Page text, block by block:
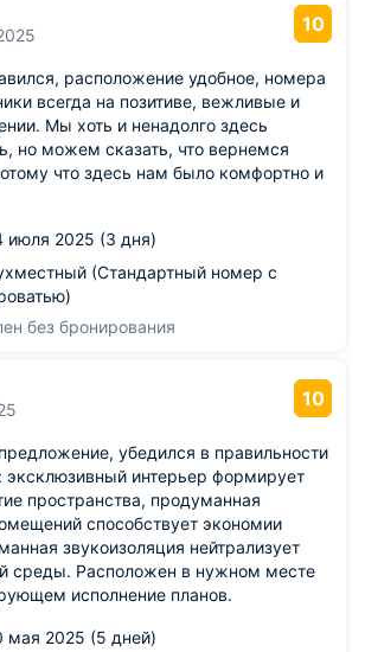
10
расположение удобное, номера
всегда на позитиве, вежливые и
Мы хоть и ненадолго здесь
но можем сказать, что вернемся
что здесь нам было комфортно и
июля 2025 (3 дня)
(Стандартный номер с
без бронирования
10
убедился в правильности
эксклюзивный интерьер формирует
пространства, продуманная
способствует экономии
звукоизоляция нейтрализует
среды. Расположен в нужном месте
исполнение планов.
мая 2025 (5 дней)